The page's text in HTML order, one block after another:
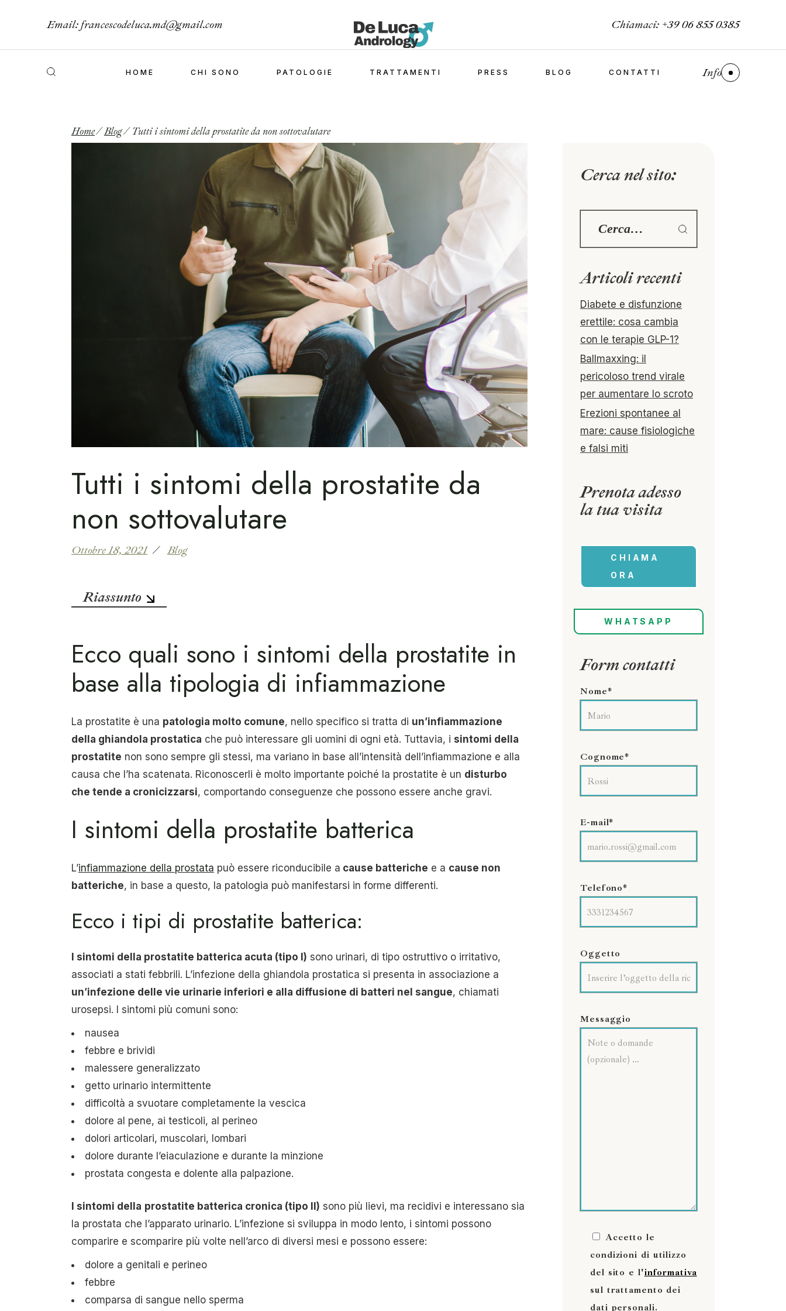
Email:francescodeluca.md@gmail.com Chiamaci: +39 06 855 0385
HOME CHI SONO PATOLOGIE TRATTAMENTI PRESS BLOG CONTATTI Info
Home Blog Tutti i sintomi della prostatite da non sottovalutare
Tutti i sintomi della prostatite da
non sottovalutare
Ottobre 18, 2021 Blog
Riassunto
Ecco quali sono i sintomi della prostatite in
base alla tipologia di infiammazione
La prostatite è una patologia molto comune, nello specifico si tratta di un’infiammazione
della ghiandola prostatica che può interessare gli uomini di ogni età. Tuttavia, i sintomi della
prostatite non sono sempre gli stessi, ma variano in base all’intensità dell’infiammazione e alla
causa che l’ha scatenata. Riconoscerli è molto importante poiché la prostatite è un disturbo
che tende a cronicizzarsi, comportando conseguenze che possono essere anche gravi.
I sintomi della prostatite batterica
L’infiammazione della prostata può essere riconducibile a cause batteriche e a cause non
batteriche, in base a questo, la patologia può manifestarsi in forme differenti.
Ecco i tipi di prostatite batterica:
I sintomi della prostatite batterica acuta (tipo I) sono urinari, di tipo ostruttivo o irritativo,
associati a stati febbrili. L’infezione della ghiandola prostatica si presenta in associazione a
un’infezione delle vie urinarie inferiori e alla diffusione di batteri nel sangue, chiamati
urosepsi. I sintomi più comuni sono:
nausea
febbre e brividi
malessere generalizzato
getto urinario intermittente
difficoltà a svuotare completamente la vescica
dolore al pene, ai testicoli, al perineo
dolori articolari, muscolari, lombari
dolore durante l’eiaculazione e durante la minzione
prostata congesta e dolente alla palpazione.
I sintomi della prostatite batterica cronica (tipo II) sono più lievi, ma recidivi e interessano sia
la prostata che l’apparato urinario. L’infezione si sviluppa in modo lento, i sintomi possono
comparire e scomparire più volte nell’arco di diversi mesi e possono essere:
dolore a genitali e perineo
febbre
comparsa di sangue nello sperma
Cerca nel sito:
Articoli recenti
Diabete e disfunzione
erettile: cosa cambia
con le terapie GLP-1?
Ballmaxxing: il
pericoloso trend virale
per aumentare lo scroto
Erezioni spontanee al
mare: cause fisiologiche
e falsi miti
Prenota adesso
la tua visita
CHIAMA
ORA
WHATSAPP
Form contatti
Nome*
Cognome*
E-mail*
Telefono*
Oggetto
Messaggio
Accetto le
condizioni di utilizzo
del sito e l'informativa
sul trattamento dei
dati personali.